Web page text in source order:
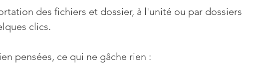
des fichiers et dossier, à l'unité ou par dossiers
clics.
pensées, ce qui ne gâche rien :